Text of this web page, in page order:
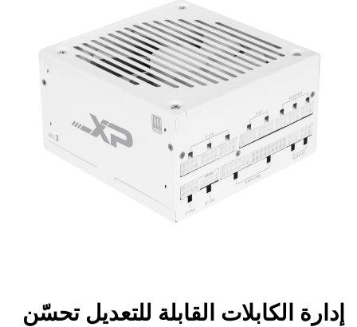
إدارة الكابلات القابلة للتعديل تحسّن